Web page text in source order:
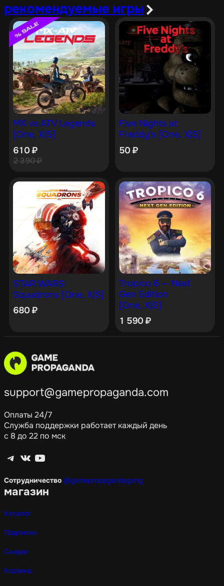
рекомендуемые игры
MX vs ATV Legends
[One, X|S]
610₽
2 390₽
Five Nights at
Freddy’s [One, X|S]
50₽
STAR WARS:
Squadrons [One, X|S]
680₽
Tropico 6 — Next
Gen Edition
[One, X|S]
1 590₽
support@gamepropaganda.com
Оплаты 24/7
Служба поддержки работает каждый день
с 8 до 22 по мск
Telegram ВКонтакте YouTube
Сотрудничество @gamepropagandagang
магазин
Каталог
Подписки
Скидки
Корзина